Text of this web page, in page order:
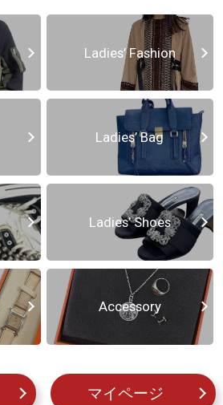
Ladies’ Fashion
Ladies’ Bag
Ladies’ Shoes
Accessory
マイページ